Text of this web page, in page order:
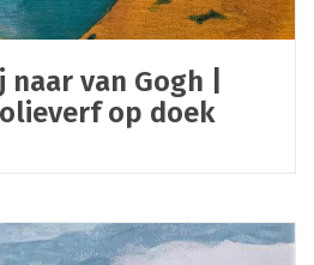
van Gogh |
op doek